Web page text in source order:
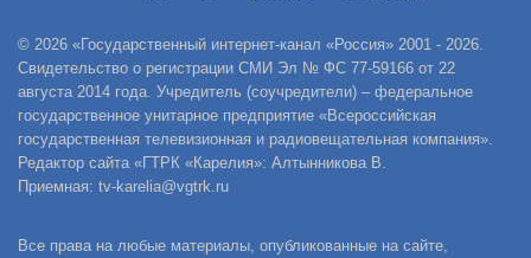
© 2026 «Государственный интернет-канал «Россия» 2001 - 2026.
Свидетельство о регистрации СМИ Эл № ФС 77-59166 от 22
августа 2014 года. Учредитель (соучредители) – федеральное
государственное унитарное предприятие «Всероссийская
государственная телевизионная и радиовещательная компания».
Редактор сайта «ГТРК «Карелия»: Алтынникова В.
Приемная: tv-karelia@vgtrk.ru
Все права на любые материалы, опубликованные на сайте,